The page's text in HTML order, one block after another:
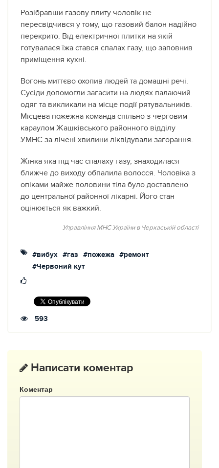
Розібравши газову плиту чоловік не
пересвідчився у тому, що газовий балон надійно
перекрито. Від електричної плитки на якій
готувалася їжа стався спалах газу, що заповнив
приміщення кухні.
Вогонь миттєво охопив людей та домашні речі.
Сусіди допомогли загасити на людях палаючий
одяг та викликали на місце події рятувальників.
Місцева пожежна команда спільно з черговим
караулом Жашківського районного відділу
УМНС за лічені хвилини ліквідували загорання.
Жінка яка під час спалаху газу, знаходилася
ближче до виходу обпалила волосся. Чоловіка з
опіками майже половини тіла було доставлено
до центральної районної лікарні. Його стан
оцінюється як важкий.
Управління МНС України в Черкаській області
#вибух #газ #пожежа #ремонт
#Червоний кут
593
Написати коментар
Коментар